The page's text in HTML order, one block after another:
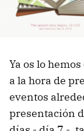
Ya os lo
a la hora de
eventos
presentación